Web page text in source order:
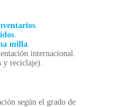
.
.
milla.
internacional.
y reciclaje).
según el grado de